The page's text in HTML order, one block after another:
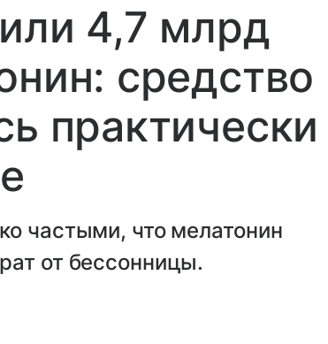
4,7 млрд
средство
практически
частыми, что мелатонин
от бессонницы.